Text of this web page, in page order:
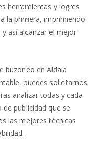
herramientas y logres
la primera, imprimiendo
así alcanzar el mejor
buzoneo en Aldaia
puedes solicitarnos
analizar todas y cada
publicidad que se
las mejores técnicas